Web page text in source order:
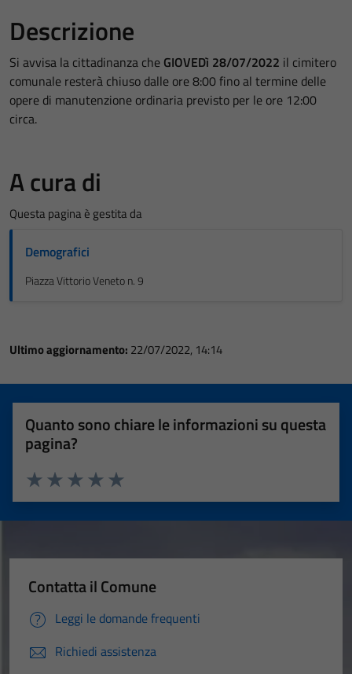
Descrizione
Si avvisa la cittadinanza che GIOVEDì 28/07/2022 il cimitero
comunale resterà chiuso dalle ore 8:00 fino al termine delle
opere di manutenzione ordinaria previsto per le ore 12:00
circa.
A cura di
Questa pagina è gestita da
Demografici
Piazza Vittorio Veneto n. 9
Ultimo aggiornamento: 22/07/2022, 14:14
Quanto sono chiare le informazioni su questa
pagina?
Valuta 5 stelle su 5
Valuta 4 stelle su 5
Valuta 3 stelle su 5
Valuta 2 stelle su 5
Valuta 1 stelle su 5
Contatta il Comune
Leggi le domande frequenti
Richiedi assistenza